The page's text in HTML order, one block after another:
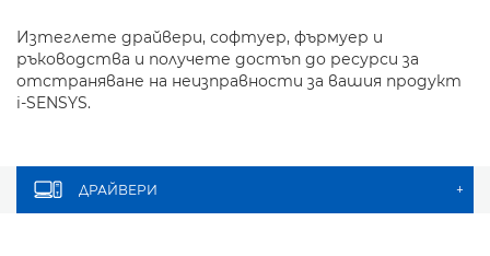
Изтеглете драйвери, софтуер, фърмуер и
ръководства и получете достъп до ресурси за
отстраняване на неизправности за вашия продукт
i-SENSYS.
ДРАЙВЕРИ +